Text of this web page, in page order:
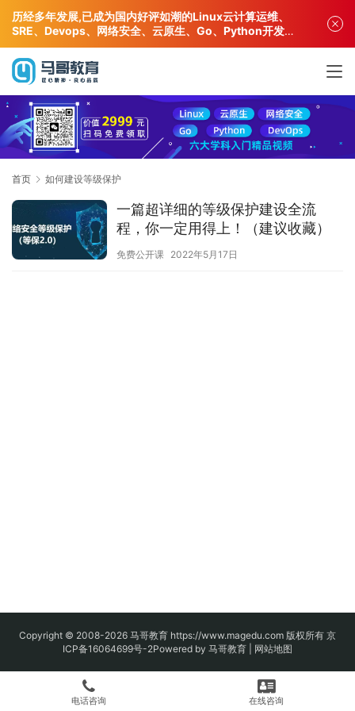
首页 如何建设等级保护
一篇超详细的等级保护建设全流
程，你一定用得上！（建议收藏）
免费公开课 2022年5月17日
Copyright © 2008-2026 马哥教育 https://www.magedu.com 版权所有 京
ICP备16064699号-2Powered by 马哥教育 | 网站地图
电话咨询 在线咨询
历经多年发展,已成为国内好评如潮的Linux云计算运维、
SRE、Devops、网络安全、云原生、Go、Python开发专
业人才培训机构!